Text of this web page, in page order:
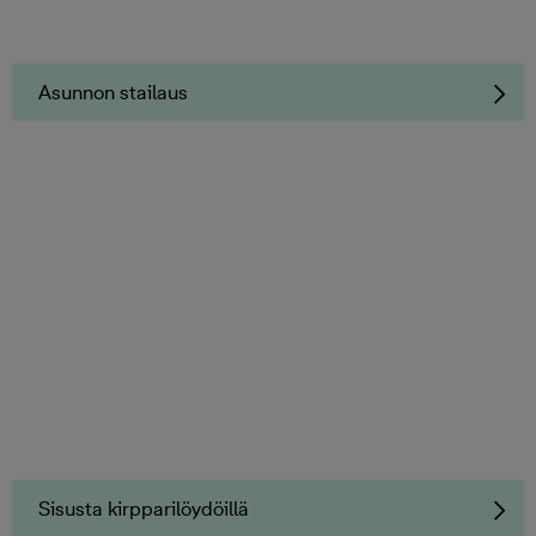
Asunnon stailaus
Sisusta kirpparilöydöillä